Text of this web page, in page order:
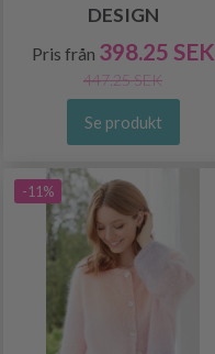
DESIGN
Pris från 398.25 SEK
447.25 SEK
Se produkt
-11%